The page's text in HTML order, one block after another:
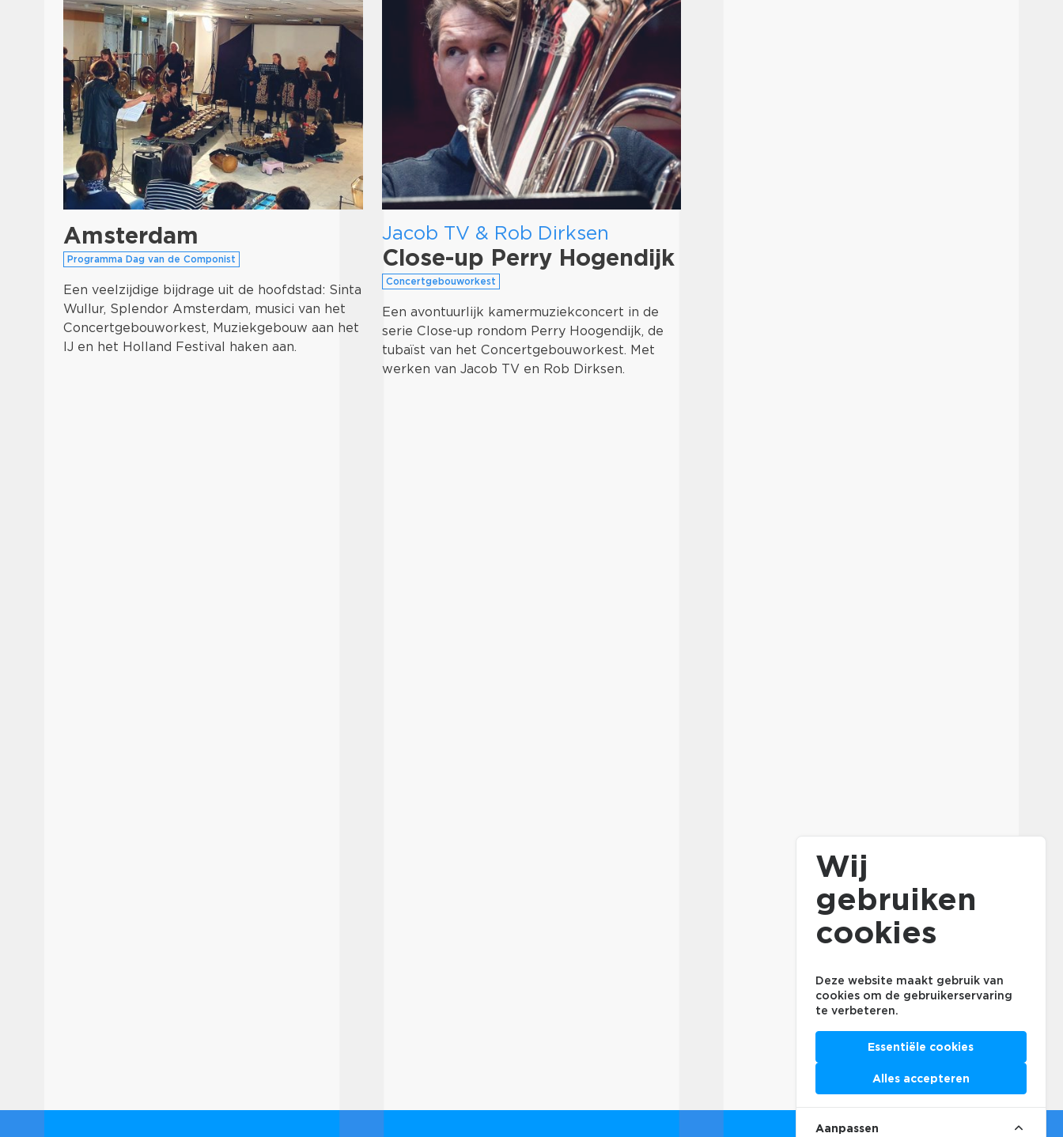
Amsterdam
Programma Dag van de Componist
Een veelzijdige bijdrage uit de hoofdstad: Sinta
Wullur, Splendor Amsterdam, musici van het
Concertgebouworkest, Muziekgebouw aan het
IJ en het Holland Festival haken aan.
Jacob TV & Rob Dirksen
Close-up Perry Hogendijk
Concertgebouworkest
Een avontuurlijk kamermuziekconcert in de
serie Close-up rondom Perry Hoogendijk, de
tubaïst van het Concertgebouworkest. Met
werken van Jacob TV en Rob Dirksen.
Wij
gebruiken
cookies
Deze website maakt gebruik van
cookies om de gebruikerservaring
te verbeteren.
Essentiële cookies
Alles accepteren
Aanpassen